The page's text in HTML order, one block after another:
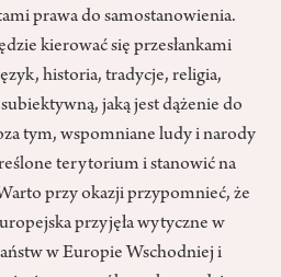
prawa do samostanowienia.
kierować się przesłankami
historia, tradycje, religia,
jaką jest dążenie do
tym, wspomniane ludy i narody
terytorium i stanowić na
przy okazji przypomnieć, że
przyjęła wytyczne w
w Europie Wschodniej i